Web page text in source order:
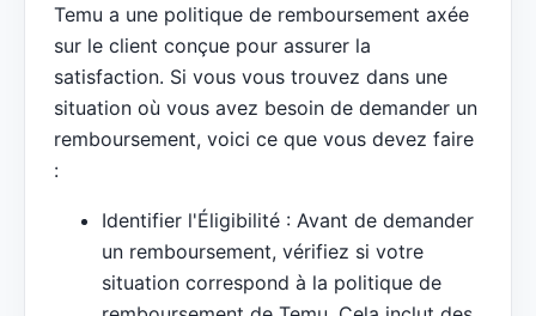
Temu a une politique de remboursement axée
sur le client conçue pour assurer la
satisfaction. Si vous vous trouvez dans une
situation où vous avez besoin de demander un
remboursement, voici ce que vous devez faire
:
Identifier l'Éligibilité : Avant de demander
un remboursement, vérifiez si votre
situation correspond à la politique de